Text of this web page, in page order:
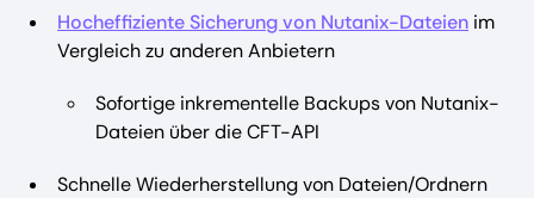
Hocheffiziente Sicherung von Nutanix-Dateien im
Vergleich zu anderen Anbietern
Sofortige inkrementelle Backups von Nutanix-
Dateien über die CFT-API
Schnelle Wiederherstellung von Dateien/Ordnern